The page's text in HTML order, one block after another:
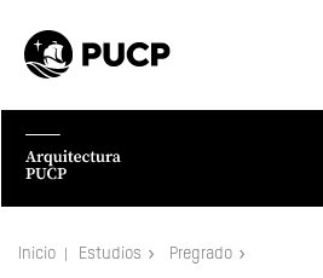
Inicio Estudios Pregrado